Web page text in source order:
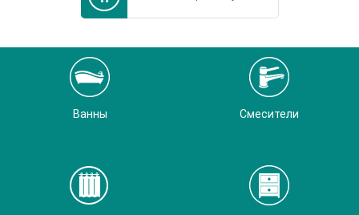
Ванны Смесители